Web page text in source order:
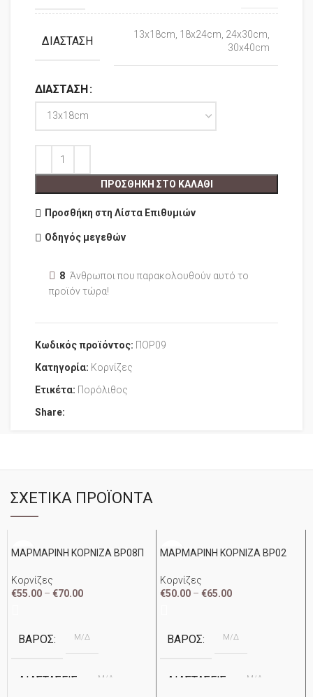
ΔΙΆΣΤΑΣΗ
13x18cm, 18x24cm, 24x30cm,
30x40cm
ΔΙΆΣΤΑΣΗ
ΠΡΟΣΘΉΚΗ ΣΤΟ ΚΑΛΆΘΙ
Προσθήκη στη Λίστα Επιθυμιών
Οδηγός μεγεθών
8 Άνθρωποι που παρακολουθούν αυτό το
προϊόν τώρα!
Κωδικός προϊόντος: ΠΟΡ09
Κατηγορία: Κορνίζες
Ετικέτα: Πορόλιθος
Share:
ΣΧΕΤΙΚΆ ΠΡΟΪΌΝΤΑ
ΜΑΡΜΑΡΙΝΗ ΚΟΡΝΙΖΑ ΒΡ08Π
Κορνίζες
€55.00 – €70.00
ΒΆΡΟΣ Μ/Δ
ΔΙΑΣΤΆΣΕΙΣ Μ/Δ
ΜΑΡΜΑΡΙΝΗ ΚΟΡΝΙΖΑ ΒΡ02
Κορνίζες
€50.00 – €65.00
ΒΆΡΟΣ Μ/Δ
ΔΙΑΣΤΆΣΕΙΣ Μ/Δ